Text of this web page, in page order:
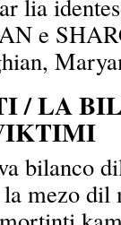
lia
e
/ LA
bilanco
la mezo